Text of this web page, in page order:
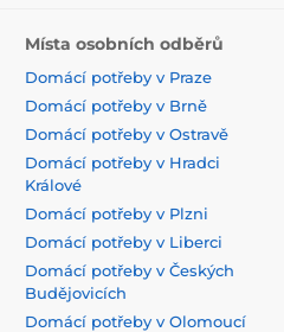
Místa osobních odběrů
Domácí potřeby v Praze
Domácí potřeby v Brně
Domácí potřeby v Ostravě
Domácí potřeby v Hradci
Králové
Domácí potřeby v Plzni
Domácí potřeby v Liberci
Domácí potřeby v Českých
Budějovicích
Domácí potřeby v Olomoucí